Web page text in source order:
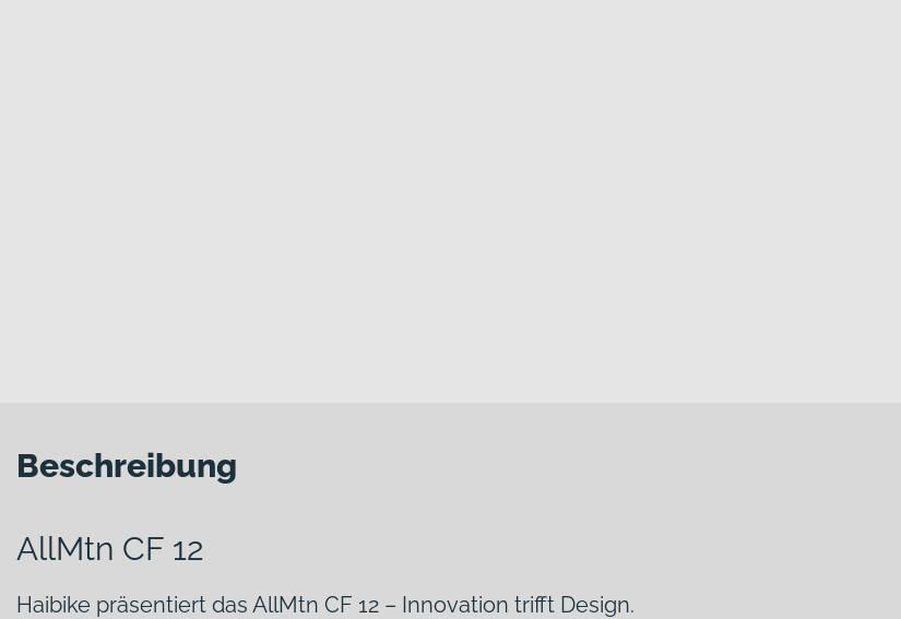
Beschreibung
AllMtn CF 12
Haibike präsentiert das AllMtn CF 12 – Innovation trifft Design.